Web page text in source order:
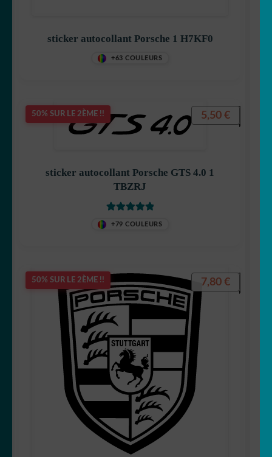
sticker autocollant Porsche 1 H7KF0
+63 COULEURS
50% SUR LE 2ÈME !!
sticker autocollant Porsche GTS 4.0 1
TBZRJ
+79 COULEURS
5,50 €
50% SUR LE 2ÈME !! 7,80 €